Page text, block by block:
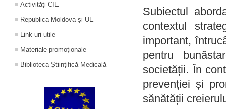
Activități CIE
Republica Moldova și UE
Link-uri utile
Materiale promoţionale
Biblioteca Științifică Medicală
Subiectul
contextul
important,
pentru
societății. În
prevenției și
sănătății